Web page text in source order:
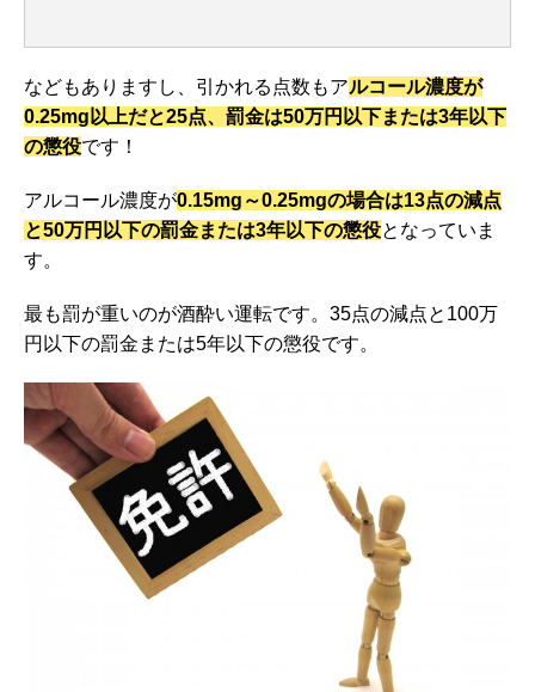
などもありますし、引かれる点数もアルコール濃度が
0.25mg以上だと25点、罰金は50万円以下または3年以下
の懲役です！
アルコール濃度が0.15mg～0.25mgの場合は13点の減点
と50万円以下の罰金または3年以下の懲役となっていま
す。
最も罰が重いのが酒酔い運転です。35点の減点と100万
円以下の罰金または5年以下の懲役です。